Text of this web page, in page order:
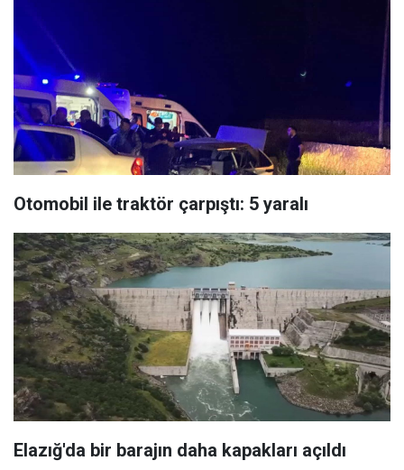
Otomobil ile traktör çarpıştı: 5 yaralı
Elazığ'da bir barajın daha kapakları açıldı